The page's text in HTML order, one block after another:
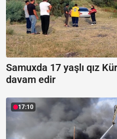
Samuxda 17 yaşlı qız
davam edir
17:10